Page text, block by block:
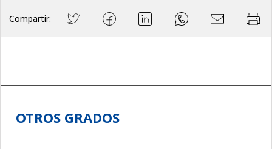
Compartir:
OTROS GRADOS